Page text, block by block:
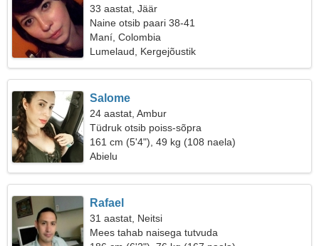
33 aastat, Jäär
Naine otsib paari 38-41
Maní, Colombia
Lumelaud, Kergejõustik
Salome
24 aastat, Ambur
Tüdruk otsib poiss-sõpra
161 cm (5'4"), 49 kg (108 naela)
Abielu
Rafael
31 aastat, Neitsi
Mees tahab naisega tutvuda